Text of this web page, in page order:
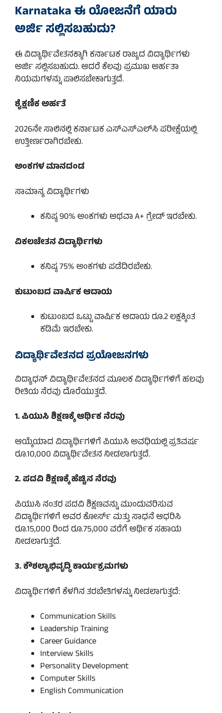
Karnataka ಈ ಯೋಜನೆಗೆ ಯಾರು
ಅರ್ಜಿ ಸಲ್ಲಿಸಬಹುದು?
ಈ ವಿದ್ಯಾರ್ಥಿವೇತನಕ್ಕಾಗಿ ಕರ್ನಾಟಕ ರಾಜ್ಯದ ವಿದ್ಯಾರ್ಥಿಗಳು
ಅರ್ಜಿ ಸಲ್ಲಿಸಬಹುದು. ಆದರೆ ಕೆಲವು ಪ್ರಮುಖ ಅರ್ಹತಾ
ನಿಯಮಗಳನ್ನು ಪಾಲಿಸಬೇಕಾಗುತ್ತದೆ.
ಶೈಕ್ಷಣಿಕ ಅರ್ಹತೆ
2026ನೇ ಸಾಲಿನಲ್ಲಿ ಕರ್ನಾಟಕ ಎಸ್‌ಎಸ್‌ಎಲ್‌ಸಿ ಪರೀಕ್ಷೆಯಲ್ಲಿ
ಉತ್ತೀರ್ಣರಾಗಿರಬೇಕು.
ಅಂಕಗಳ ಮಾನದಂಡ
ಸಾಮಾನ್ಯ ವಿದ್ಯಾರ್ಥಿಗಳು
ಕನಿಷ್ಠ 90% ಅಂಕಗಳು ಅಥವಾ A+ ಗ್ರೇಡ್ ಇರಬೇಕು.
ವಿಕಲಚೇತನ ವಿದ್ಯಾರ್ಥಿಗಳು
ಕನಿಷ್ಠ 75% ಅಂಕಗಳು ಪಡೆದಿರಬೇಕು.
ಕುಟುಂಬದ ವಾರ್ಷಿಕ ಆದಾಯ
ಕುಟುಂಬದ ಒಟ್ಟು ವಾರ್ಷಿಕ ಆದಾಯ ರೂ.2 ಲಕ್ಷಕ್ಕಿಂತ
ಕಡಿಮೆ ಇರಬೇಕು.
ವಿದ್ಯಾರ್ಥಿವೇತನದ ಪ್ರಯೋಜನಗಳು
ವಿದ್ಯಾಧನ್ ವಿದ್ಯಾರ್ಥಿವೇತನದ ಮೂಲಕ ವಿದ್ಯಾರ್ಥಿಗಳಿಗೆ ಹಲವು
ರೀತಿಯ ನೆರವು ದೊರೆಯುತ್ತದೆ.
1. ಪಿಯುಸಿ ಶಿಕ್ಷಣಕ್ಕೆ ಆರ್ಥಿಕ ನೆರವು
ಆಯ್ಕೆಯಾದ ವಿದ್ಯಾರ್ಥಿಗಳಿಗೆ ಪಿಯುಸಿ ಅವಧಿಯಲ್ಲಿ ಪ್ರತಿವರ್ಷ
ರೂ.10,000 ವಿದ್ಯಾರ್ಥಿವೇತನ ನೀಡಲಾಗುತ್ತದೆ.
2. ಪದವಿ ಶಿಕ್ಷಣಕ್ಕೆ ಹೆಚ್ಚಿನ ನೆರವು
ಪಿಯುಸಿ ನಂತರ ಪದವಿ ಶಿಕ್ಷಣವನ್ನು ಮುಂದುವರಿಸುವ
ವಿದ್ಯಾರ್ಥಿಗಳಿಗೆ ಅವರ ಕೋರ್ಸ್ ಮತ್ತು ಸಾಧನೆ ಆಧರಿಸಿ
ರೂ.15,000 ರಿಂದ ರೂ.75,000 ವರೆಗೆ ಆರ್ಥಿಕ ಸಹಾಯ
ನೀಡಲಾಗುತ್ತದೆ.
3. ಕೌಶಲ್ಯಾಭಿವೃದ್ಧಿ ಕಾರ್ಯಕ್ರಮಗಳು
ವಿದ್ಯಾರ್ಥಿಗಳಿಗೆ ಕೆಳಗಿನ ತರಬೇತಿಗಳನ್ನು ನೀಡಲಾಗುತ್ತದೆ:
Communication Skills
Leadership Training
Career Guidance
Interview Skills
Personality Development
Computer Skills
English Communication